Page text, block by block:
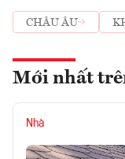
CHÂU ÂU
Mới nhất
Nhà